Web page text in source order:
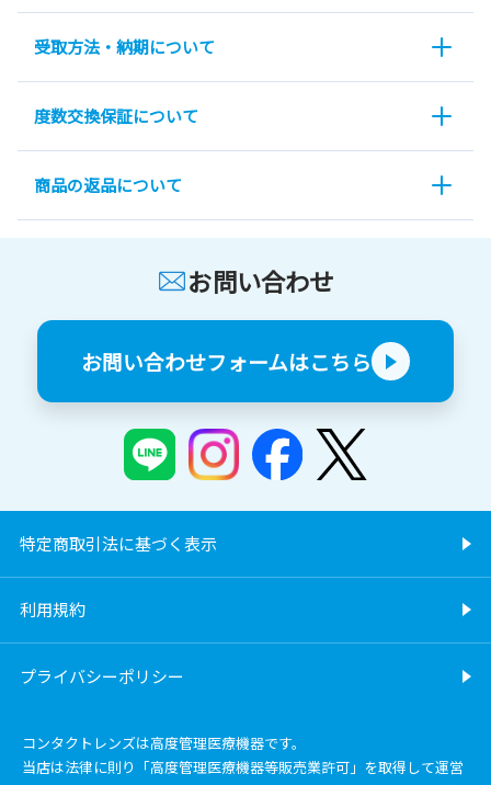
受取方法・納期について
度数交換保証について
商品の返品について
お問い合わせ
お問い合わせフォームはこちら
特定商取引法に基づく表示
利用規約
プライバシーポリシー
コンタクトレンズは高度管理医療機器です。
当店は法律に則り「高度管理医療機器等販売業許可」を取得して運営